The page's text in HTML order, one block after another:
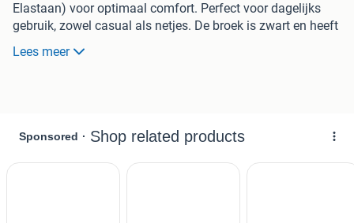
Elastaan) voor optimaal comfort. Perfect voor dagelijks
gebruik, zowel casual als netjes. De broek is zwart en heeft
riemlussen. Maat W29/L32, wat overeenkomt met een
maat 46 (S) of kleiner. Nieuw met kaartjes.
Lees meer